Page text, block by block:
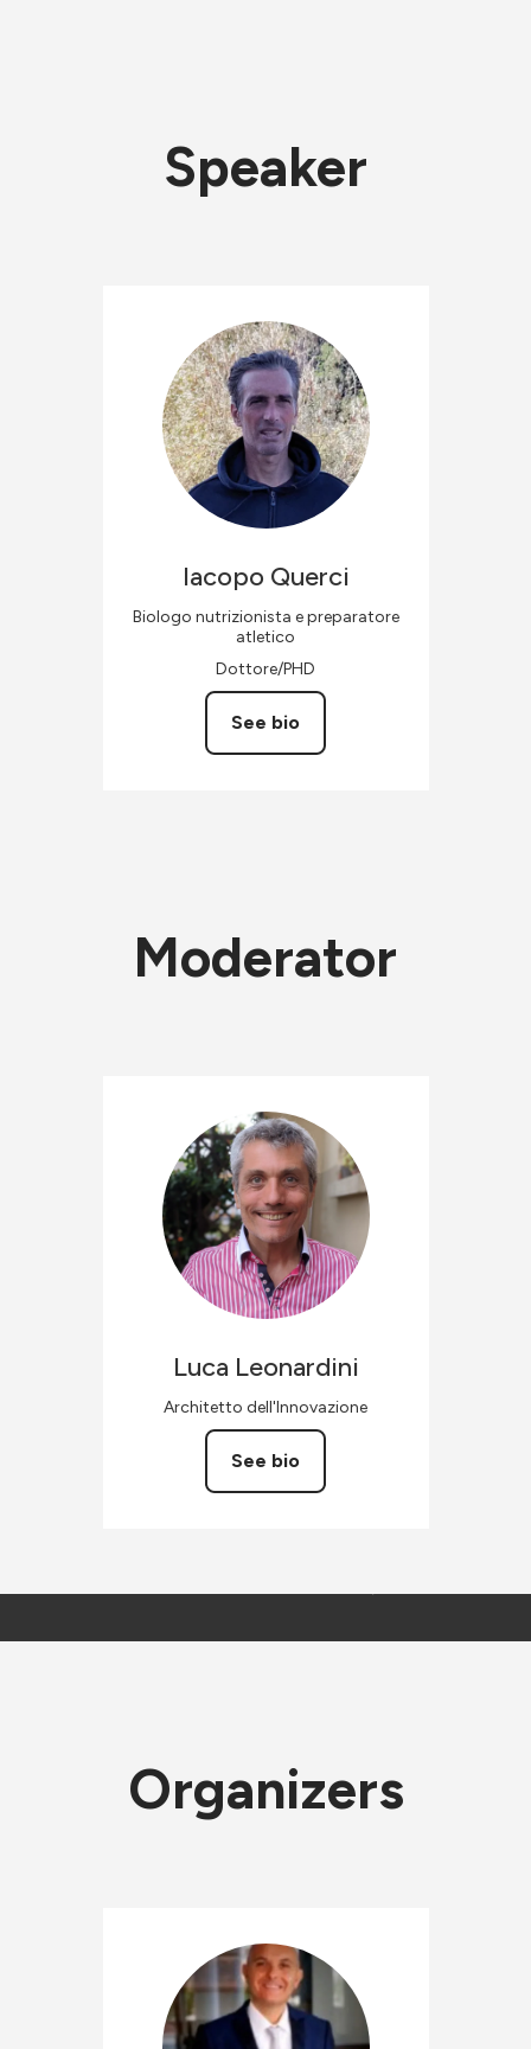
Speaker
Iacopo Querci
Biologo nutrizionista e preparatore
atletico
Dottore/PHD
See bio
Moderator
Luca Leonardini
Architetto dell'Innovazione
See bio
Organizers